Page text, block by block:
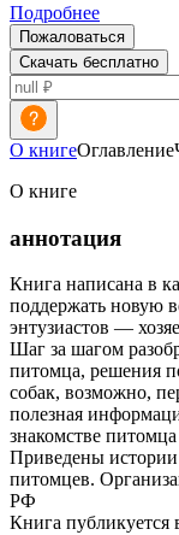
Подробнее
Пожаловаться
Скачать бесплатно
О книгеОглавление
О книге
аннотация
Книга написана в
поддержать новую
энтузиастов —
Шаг за шагом
питомца, решения
собак, возможно,
полезная
знакомстве
Приведены
питомцев.
РФ
Книга публикуется